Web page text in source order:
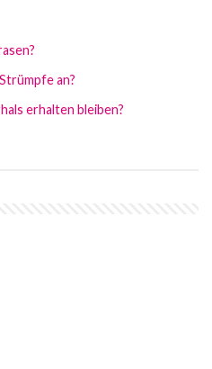
an?
erhalten bleiben?